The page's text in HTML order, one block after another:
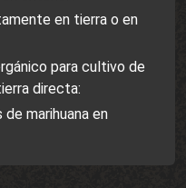
en tierra o en
para cultivo de
directa:
de marihuana en